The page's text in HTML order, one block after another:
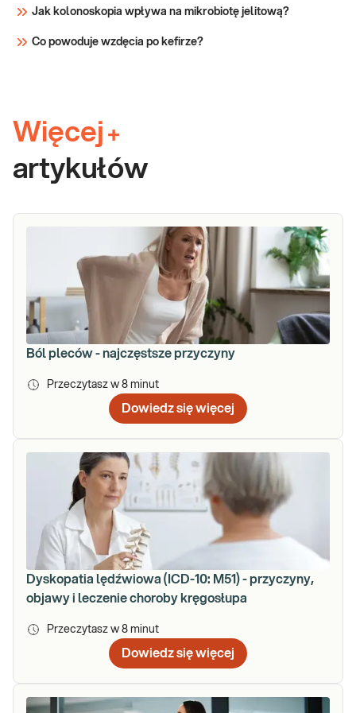
Jak kolonoskopia wpływa na mikrobiotę jelitową?
Co powoduje wzdęcia po kefirze?
Więcej +
artykułów
Ból pleców - najczęstsze przyczyny
Przeczytasz w 8 minut
Dowiedz się więcej
Dyskopatia lędźwiowa (ICD-10: M51) - przyczyny,
objawy i leczenie choroby kręgosłupa
Przeczytasz w 8 minut
Dowiedz się więcej